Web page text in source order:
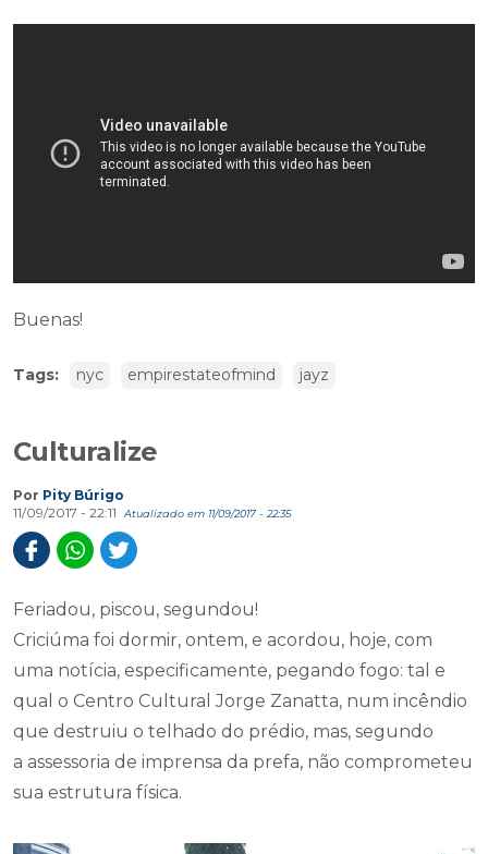
Buenas!
Tags: nyc empirestateofmind jayz
Culturalize
Por Pity Búrigo
11/09/2017 - 22:11
Atualizado em 11/09/2017 - 22:35
Feriadou, piscou, segundou!
Criciúma foi dormir, ontem, e acordou, hoje, com
uma notícia, especificamente, pegando fogo: tal e
qual o Centro Cultural Jorge Zanatta, num incêndio
que destruiu o telhado do prédio, mas, segundo
a assessoria de imprensa da prefa, não comprometeu
sua estrutura física.